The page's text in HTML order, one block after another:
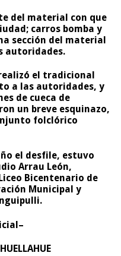
del material con que
carros bomba y
sección del material
autoridades.
el tradicional
a las autoridades, y
de cueca de
un breve esquinazo,
folclórico
el desfile, estuvo
Arrau León,
Bicentenario de
Municipal y